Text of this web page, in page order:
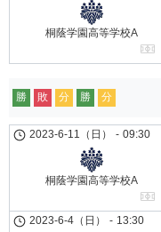
桐蔭学園高等学校A
勝 敗 分 勝 分
2023-6-11（日） - 09:30
桐蔭学園高等学校A
2023-6-4（日） - 13:30